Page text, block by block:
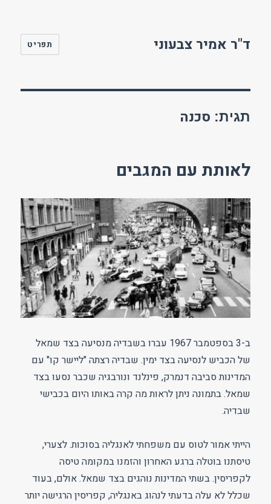
ד"ר אמיר צבעוני תפריט
תגית: סכנה
לאותת עם המגבים
ב-3 בספטמבר 1967 עברו בשבדיה מנסיעה בצד שמאל
של הכביש לנסיעה בצד ימין. שבדיה רצתה "ליישר קו" עם
המדינות סביבה דנמרק, פינלנד ונורבגיה שכבר נסעו בצד
שמאל. בתמונה ניתן לראות מה קרה באותו היום בכבישי
שבדיה.
הייתי אמור לטוס עם משפחתי לאנגליה בסוכות. לצערי,
טיסתנו בוטלה ברגע האחרון והזמנו במקומה טיסה
לקפריסין. בשתי המדינות נוהגים בצד שמאל. אולם, בעוד
שכלל לא עלה בדעתי לנהוג באנגליה, קפריסין הרגישה יותר